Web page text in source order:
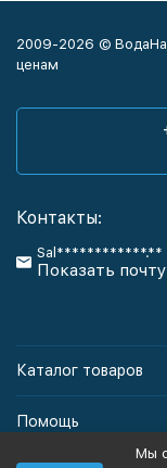
2009-2026 ©
ценам
Контакты:
Sal************.**
Показать почту
Каталог товаров
Помощь
Мы